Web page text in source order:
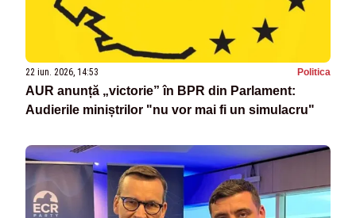
22 iun. 2026, 14:53 Politica
AUR anunță „victorie” în BPR din Parlament:
Audierile miniștrilor "nu vor mai fi un simulacru"